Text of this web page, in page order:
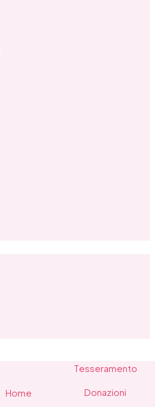
Home
Tesseramento
Donazioni